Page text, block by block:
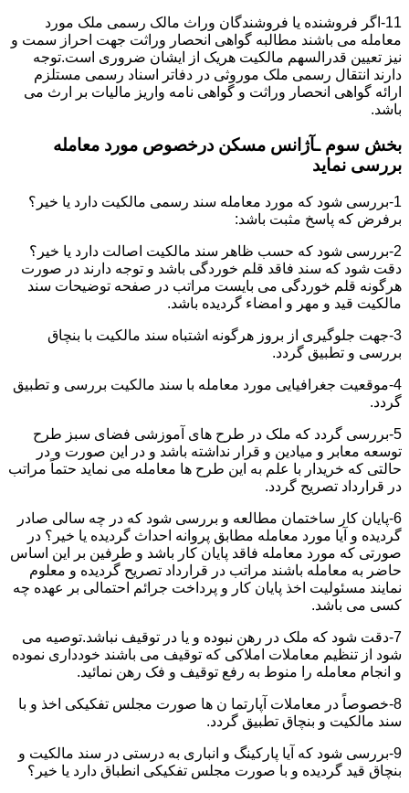
11-اگر فروشنده یا فروشندگان وراث مالک رسمی ملک مورد
معامله می باشند مطالبه گواهی انحصار وراثت جهت احراز سمت و
نیز تعیین قدرالسهم مالکیت هریک از ایشان ضروری است.توجه
دارند انتقال رسمی ملک موروثی در دفاتر اسناد رسمی مستلزم
ارائه گواهی انحصار وراثت و گواهی نامه واریز مالیات بر ارث می
باشد.
بخش سوم ـآژانس مسکن درخصوص مورد معامله
بررسی نماید
1-بررسی شود که مورد معامله سند رسمی مالکیت دارد یا خیر؟
برفرض که پاسخ مثبت باشد:
2-بررسی شود که حسب ظاهر سند مالکیت اصالت دارد یا خیر؟
دقت شود که سند فاقد قلم خوردگی باشد و توجه دارند در صورت
هرگونه قلم خوردگی می بایست مراتب در صفحه توضیحات سند
مالکیت قید و مهر و امضاء گردیده باشد.
3-جهت جلوگیری از بروز هرگونه اشتباه سند مالکیت با بنچاق
بررسی و تطبیق گردد.
4-موقعیت جغرافیایی مورد معامله با سند مالکیت بررسی و تطبیق
گردد.
5-بررسی گردد که ملک در طرح های آموزشی فضای سبز طرح
توسعه معابر و میادین و قرار نداشته باشد و در این صورت و در
حالتی که خریدار با علم به این طرح ها معامله می نماید حتماً مراتب
در قرارداد تصریح گردد.
6-پایان کار ساختمان مطالعه و بررسی شود که در چه سالی صادر
گردیده و آیا مورد معامله مطابق پروانه احداث گردیده یا خیر؟ در
صورتی که مورد معامله فاقد پایان کار باشد و طرفین بر این اساس
حاضر به معامله باشند مراتب در قرارداد تصریح گردیده و معلوم
نمایند مسئولیت اخذ پایان کار و پرداخت جرائم احتمالی بر عهده چه
کسی می باشد.
7-دقت شود که ملک در رهن نبوده و یا در توقیف نباشد.توصیه می
شود از تنظیم معاملات املاکی که توقیف می باشند خودداری نموده
و انجام معامله را منوط به رفع توقیف و فک رهن نمائید.
8-خصوصاً در معاملات آپارتما ن ها صورت مجلس تفکیکی اخذ و با
سند مالکیت و بنچاق تطبیق گردد.
9-بررسی شود که آیا پارکینگ و انباری به درستی در سند مالکیت و
بنچاق قید گردیده و با صورت مجلس تفکیکی انطباق دارد یا خیر؟